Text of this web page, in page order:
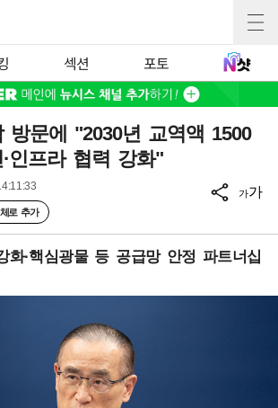
섹션 포토
방문에 "2030년 교역액 1500
인프라 협력 강화"
로 추가
가가
화·핵심광물 등 공급망 안정 파트너십